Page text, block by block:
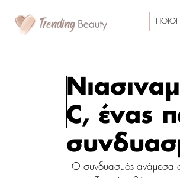
C, ένας
Ο συνδυασμός ανάμεσα